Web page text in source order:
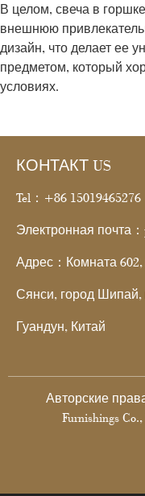
В целом, свеча в
внешнюю
дизайн, что делает ее
предметом, который
условиях.
КОНТАКТ US
Tel：+86 15019465276
Электронная почта：
Адрес：Комната 602,
Сянси, город Шипай,
Гуандун, Китай
Авторские
Furnishings